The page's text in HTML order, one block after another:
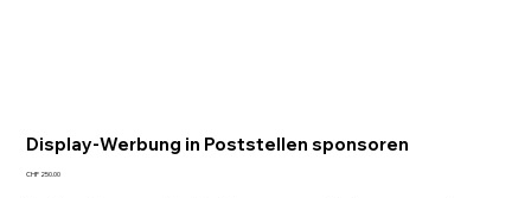
Display-Werbung in Poststellen sponsoren
Preis
CHF 250.00